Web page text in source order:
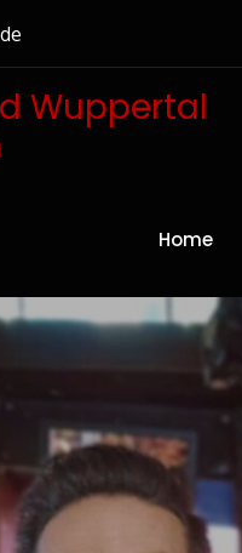
Wuppertal
Home